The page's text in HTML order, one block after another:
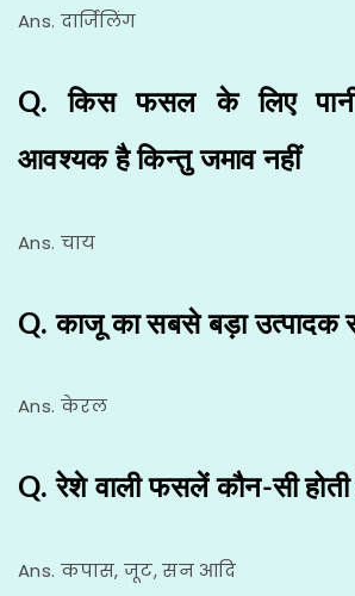
Ans. दार्जिलिंग
Q. किस फसल के लिए
आवश्यक है किन्तु जमाव नहीं
Ans. चाय
Q. काजू का सबसे बड़ा उत्पादक
Ans. केरल
Q. रेशे वाली फसलें कौन-सी होती
Ans. कपास, जूट, सन आदि